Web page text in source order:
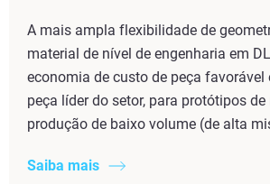
A mais ampla flexibilidade de
material de nível de engenharia em
economia de custo de peça favorável
peça líder do setor, para protótipos
produção de baixo volume (de alta
Saiba mais